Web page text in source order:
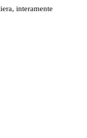
interamente